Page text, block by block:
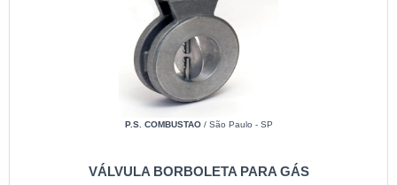
P.S. COMBUSTAO/ São Paulo - SP
VÁLVULA BORBOLETA PARA GÁS